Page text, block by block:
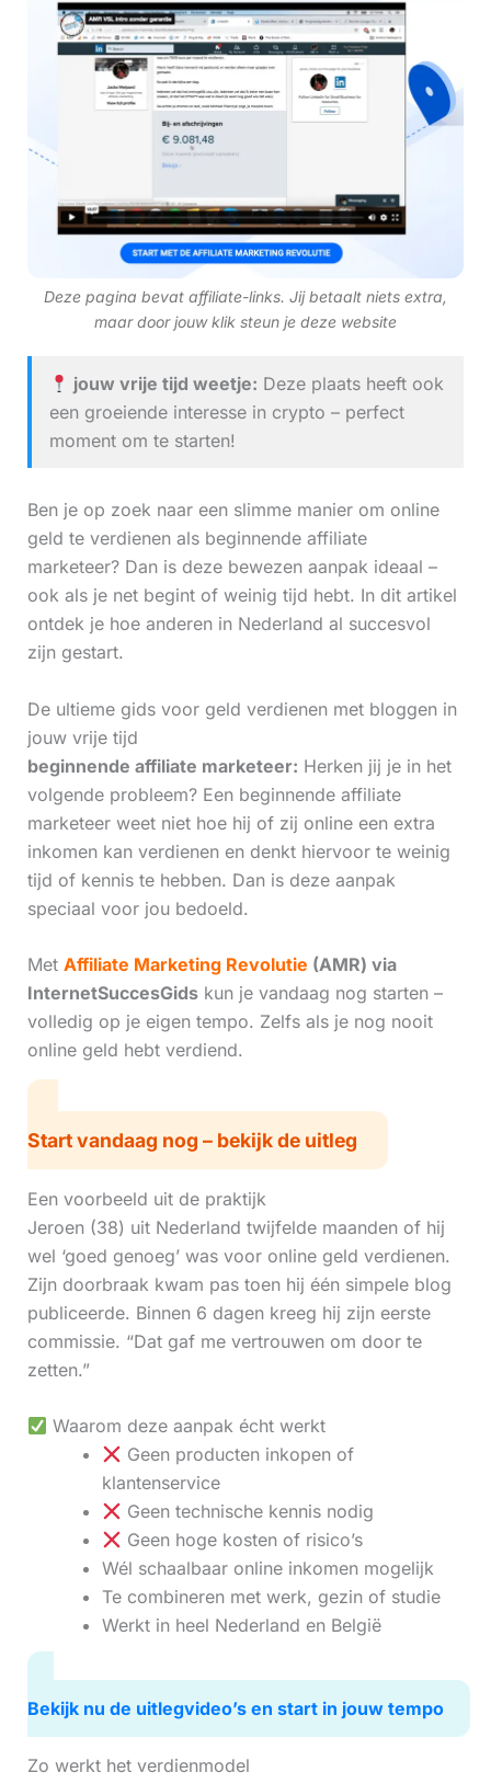
Deze pagina bevat affiliate-links. Jij betaalt niets extra,
maar door jouw klik steun je deze website
jouw vrije tijd weetje: Deze plaats heeft ook
een groeiende interesse in crypto – perfect
moment om te starten!
Ben je op zoek naar een slimme manier om online
geld te verdienen als beginnende affiliate
marketeer? Dan is deze bewezen aanpak ideaal –
ook als je net begint of weinig tijd hebt. In dit artikel
ontdek je hoe anderen in Nederland al succesvol
zijn gestart.
De ultieme gids voor geld verdienen met bloggen in
jouw vrije tijd
beginnende affiliate marketeer: Herken jij je in het
volgende probleem? Een beginnende affiliate
marketeer weet niet hoe hij of zij online een extra
inkomen kan verdienen en denkt hiervoor te weinig
tijd of kennis te hebben. Dan is deze aanpak
speciaal voor jou bedoeld.
Met Affiliate Marketing Revolutie (AMR) via
InternetSuccesGidskun je vandaag nog starten –
volledig op je eigen tempo. Zelfs als je nog nooit
online geld hebt verdiend.
Start vandaag nog – bekijk de uitleg
Een voorbeeld uit de praktijk
Jeroen (38) uit Nederland twijfelde maanden of hij
wel ‘goed genoeg’ was voor online geld verdienen.
Zijn doorbraak kwam pas toen hij één simpele blog
publiceerde. Binnen 6 dagen kreeg hij zijn eerste
commissie. “Dat gaf me vertrouwen om door te
zetten.”
Waarom deze aanpak écht werkt
Geen producten inkopen of
klantenservice
Geen technische kennis nodig
Geen hoge kosten of risico’s
Wél schaalbaar online inkomen mogelijk
Te combineren met werk, gezin of studie
Werkt in heel Nederland en België
Bekijk nu de uitlegvideo’s en start in jouw tempo
Zo werkt het verdienmodel